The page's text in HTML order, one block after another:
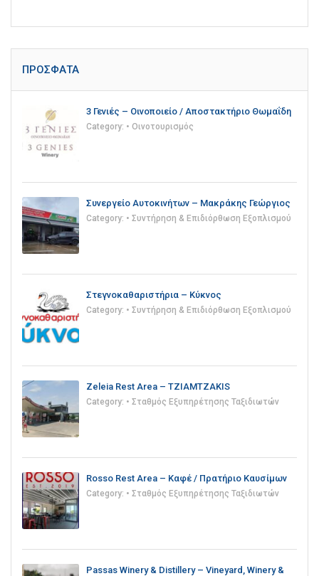
ΠΡΌΣΦΑΤΑ
3 Γενιές – Οινοποιείο / Αποστακτήριο Θωμαΐδη
Category: • Οινοτουρισμός
Συνεργείο Αυτοκινήτων – Μακράκης Γεώργιος
Category: • Συντήρηση & Επιδιόρθωση Εξοπλισμού
Στεγνοκαθαριστήρια – Κύκνος
Category: • Συντήρηση & Επιδιόρθωση Εξοπλισμού
Zeleia Rest Area – TZIAMTZAKIS
Category: • Σταθμός Εξυπηρέτησης Ταξιδιωτών
Rosso Rest Area – Καφέ / Πρατήριο Καυσίμων
Category: • Σταθμός Εξυπηρέτησης Ταξιδιωτών
Passas Winery & Distillery – Vineyard, Winery &